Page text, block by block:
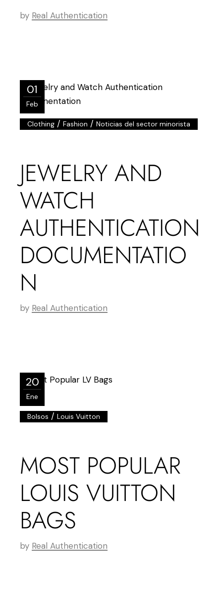
by Real Authentication
01
Feb
Clothing /Fashion /Noticias del sector minorista
JEWELRY AND
WATCH
AUTHENTICATION
DOCUMENTATIO
N
by Real Authentication
20
Ene
Bolsos /Louis Vuitton
MOST POPULAR
LOUIS VUITTON
BAGS
by Real Authentication